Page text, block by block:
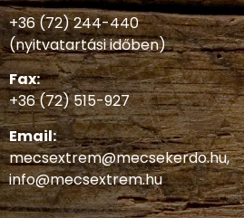
+36 (72) 244-440
(nyitvatartási időben)
Fax:
+36 (72) 515-927
Email:
mecsextrem@mecsekerdo.hu,
info@mecsextrem.hu